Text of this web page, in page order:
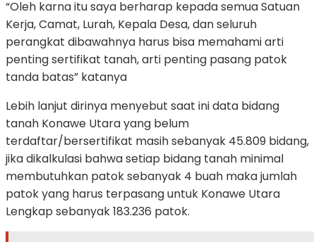
“Oleh karna itu saya berharap kepada semua Satuan
Kerja, Camat, Lurah, Kepala Desa, dan seluruh
perangkat dibawahnya harus bisa memahami arti
penting sertifikat tanah, arti penting pasang patok
tanda batas” katanya
Lebih lanjut dirinya menyebut saat ini data bidang
tanah Konawe Utara yang belum
terdaftar/bersertifikat masih sebanyak 45.809 bidang,
jika dikalkulasi bahwa setiap bidang tanah minimal
membutuhkan patok sebanyak 4 buah maka jumlah
patok yang harus terpasang untuk Konawe Utara
Lengkap sebanyak 183.236 patok.